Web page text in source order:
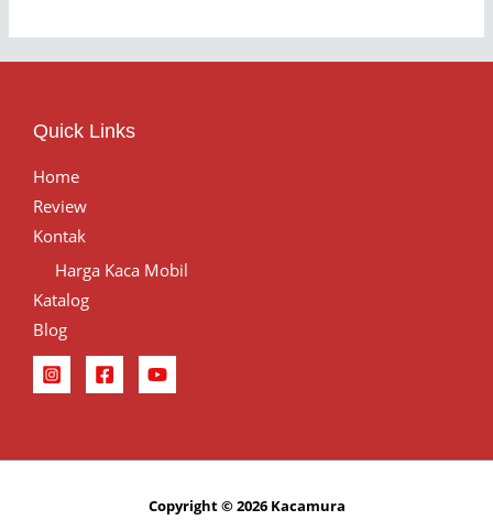
Quick Links
Home
Review
Kontak
Harga Kaca Mobil
Katalog
Blog
Copyright © 2026 Kacamura